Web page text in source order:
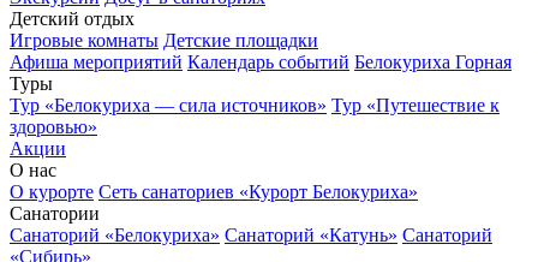
Детский отдых
Игровые комнаты Детские площадки
Афиша мероприятий Календарь событий Белокуриха Горная
Туры
Тур «Белокуриха — сила источников» Тур «Путешествие к
здоровью»
Акции
О нас
О курорте Сеть санаториев «Курорт Белокуриха»
Санатории
Санаторий «Белокуриха» Санаторий «Катунь» Санаторий
«Сибирь»